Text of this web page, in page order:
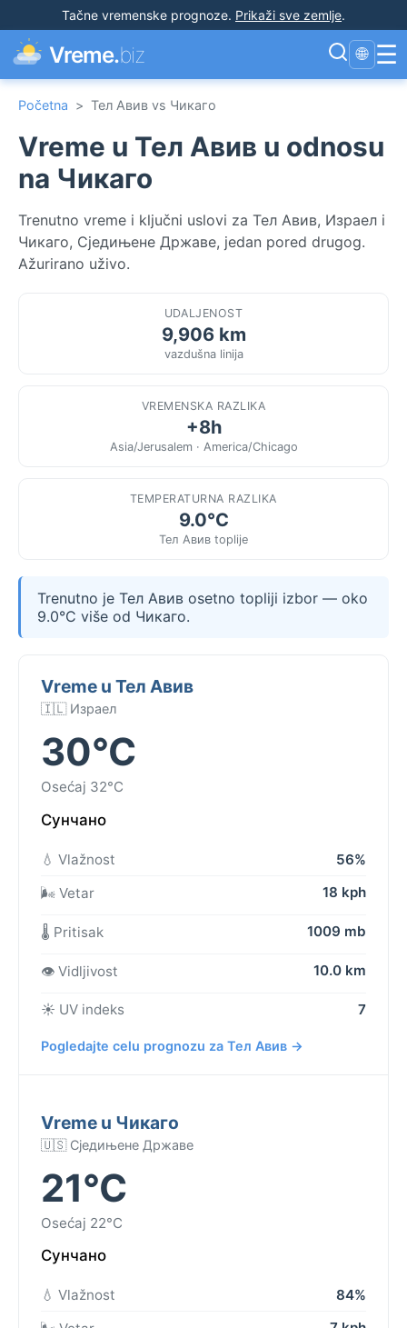
Tačne vremenske prognoze. Prikaži sve zemlje.
Vreme.biz 🌐 ☰
Početna > Тел Авив vs Чикаго
Vreme u Тел Авив u odnosu
na Чикаго
Trenutno vreme i ključni uslovi za Тел Авив, Израел i
Чикаго, Сједињене Државе, jedan pored drugog.
Ažurirano uživo.
UDALJENOST
9,906 km
vazdušna linija
VREMENSKA RAZLIKA
+8h
Asia/Jerusalem · America/Chicago
TEMPERATURNA RAZLIKA
9.0°C
Тел Авив toplije
Trenutno je Тел Авив osetno topliji izbor — oko
9.0°C više od Чикаго.
Vreme u Тел Авив
🇮🇱 Израел
30°C
Osećaj 32°C
Сунчано
💧 Vlažnost
56%
🌬️ Vetar
18 kph
🌡️ Pritisak 1009 mb
👁️ Vidljivost 10.0 km
☀️ UV indeks 7
Pogledajte celu prognozu za Тел Авив →
Vreme u Чикаго
🇺🇸 Сједињене Државе
21°C
Osećaj 22°C
Сунчано
💧 Vlažnost
84%